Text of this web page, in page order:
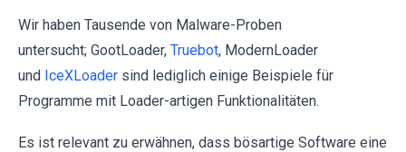
Wir haben Tausende von Malware-Proben
untersucht; GootLoader, Truebot, ModernLoader
und IceXLoader sind lediglich einige Beispiele für
Programme mit Loader-artigen Funktionalitäten.
Es ist relevant zu erwähnen, dass bösartige Software eine